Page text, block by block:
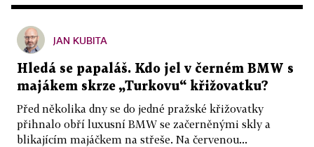
JAN KUBITA
Hledá se papaláš. Kdo jel v černém BMW s
majákem skrze „Turkovu“ křižovatku?
Před několika dny se do jedné pražské křižovatky
přihnalo obří luxusní BMW se začerněnými skly a
blikajícím majáčkem na střeše. Na červenou...